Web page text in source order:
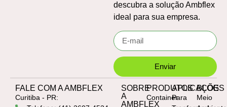
descubra a solução Ambflex
ideal para sua empresa.
Enviar
FALE COM A AMBFLEX
Curitiba - PR:
SOBRE
A
AMBFLEX
PRODUTOS
Container
APLICAÇÕES
Para
BLOG
Meio